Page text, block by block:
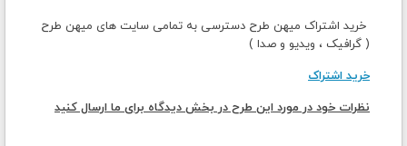
خرید اشتراک میهن طرح دسترسی به تمامی سایت های میهن طرح
( گرافیک ، ویدیو و صدا )
خرید اشتراک
نظرات خود در مورد این طرح در بخش دیدگاه برای ما ارسال کنید